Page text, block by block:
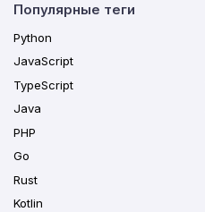
Популярные теги
Python
JavaScript
TypeScript
Java
PHP
Go
Rust
Kotlin